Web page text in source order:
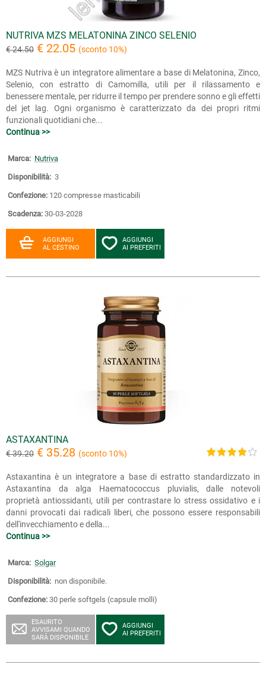
NUTRIVA MZS MELATONINA ZINCO SELENIO
€ 24.50 € 22.05 (sconto 10%)
MZS Nutriva è un integratore alimentare a base di Melatonina, Zinco,
Selenio, con estratto di Camomilla, utili per il rilassamento e
benessere mentale, per ridurre il tempo per prendere sonno e gli effetti
del jet lag. Ogni organismo è caratterizzato da dei propri ritmi
funzionali quotidiani che...
Continua >>
Marca: Nutriva
Disponibilità: 3
Confezione: 120 compresse masticabili
Scadenza: 30-03-2028
AGGIUNGI
AL CESTINO
AGGIUNGI
AI PREFERITI
ASTAXANTINA
€ 39.20 € 35.28 (sconto 10%)
Astaxantina è un integratore a base di estratto standardizzato in
Astaxantina da alga Haematococcus pluvialis, dalle notevoli
proprietà antiossidanti, utili per contrastare lo stress ossidativo e i
danni provocati dai radicali liberi, che possono essere responsabili
dell'invecchiamento e della...
Continua >>
Marca: Solgar
Disponibilità: non disponibile.
Confezione: 30 perle softgels (capsule molli)
ESAURITO
AVVISAMI QUANDO
SARÀ DISPONIBILE
AGGIUNGI
AI PREFERITI